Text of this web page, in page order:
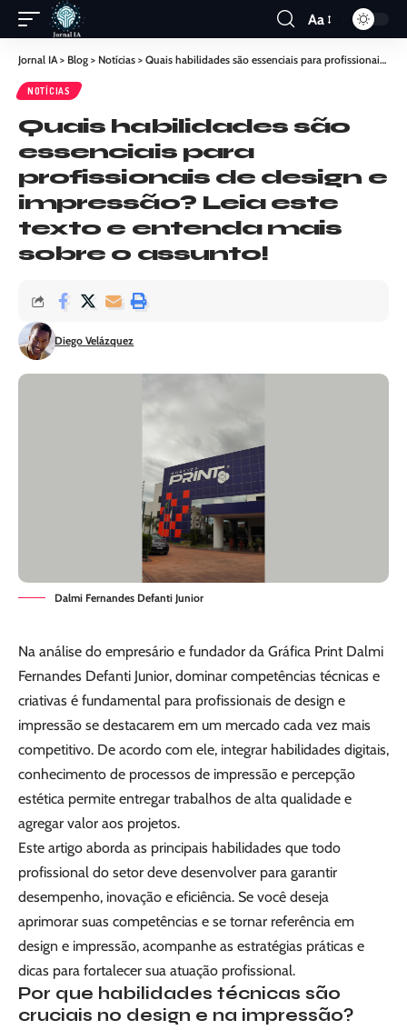
Aa
Jornal IA> Blog > Notícias > Quais habilidades são essenciais para profissionais de design e impressão? Leia este texto e entenda mais sobre o assunto!
NOTÍCIAS
Quais habilidades são
essenciais para
profissionais de design e
impressão? Leia este
texto e entenda mais
sobre o assunto!
Diego Velázquez
Dalmi Fernandes Defanti Junior
Na análise do empresário e fundador da Gráfica Print Dalmi
Fernandes Defanti Junior, dominar competências técnicas e
criativas é fundamental para profissionais de design e
impressão se destacarem em um mercado cada vez mais
competitivo. De acordo com ele, integrar habilidades digitais,
conhecimento de processos de impressão e percepção
estética permite entregar trabalhos de alta qualidade e
agregar valor aos projetos.
Este artigo aborda as principais habilidades que todo
profissional do setor deve desenvolver para garantir
desempenho, inovação e eficiência. Se você deseja
aprimorar suas competências e se tornar referência em
design e impressão, acompanhe as estratégias práticas e
dicas para fortalecer sua atuação profissional.
Por que habilidades técnicas são
cruciais no design e na impressão?